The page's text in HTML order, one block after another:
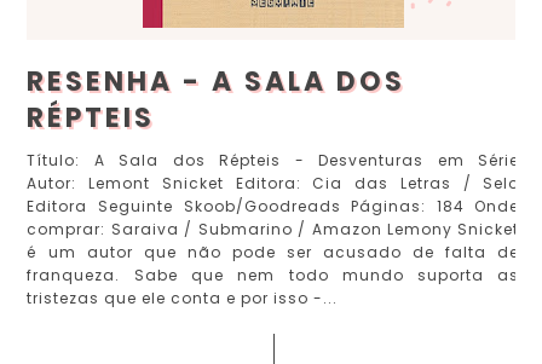
RESENHA - A SALA DOS
RÉPTEIS
Título: A Sala dos Répteis - Desventuras em Série
Autor: Lemont Snicket Editora: Cia das Letras / Selo
Editora Seguinte Skoob/Goodreads Páginas: 184 Onde
comprar: Saraiva / Submarino / Amazon Lemony Snicket
é um autor que não pode ser acusado de falta de
franqueza. Sabe que nem todo mundo suporta as
tristezas que ele conta e por isso -...